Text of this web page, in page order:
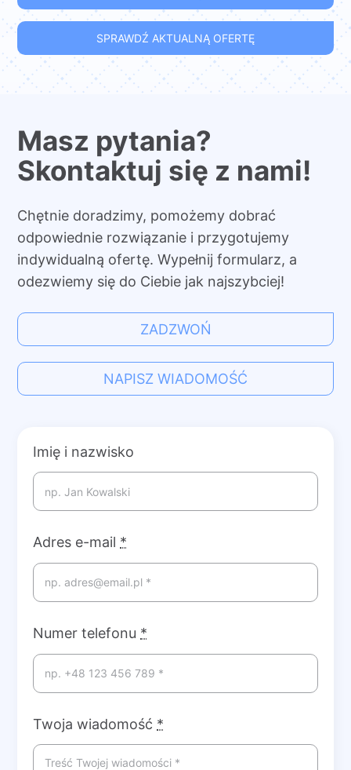
SPRAWDŹ AKTUALNĄ OFERTĘ
Masz pytania?
Skontaktuj się z nami!
Chętnie doradzimy, pomożemy dobrać
odpowiednie rozwiązanie i przygotujemy
indywidualną ofertę. Wypełnij formularz, a
odezwiemy się do Ciebie jak najszybciej!
ZADZWOŃ
NAPISZ WIADOMOŚĆ
Imię i nazwisko
Adres e-mail *
Numer telefonu *
Twoja wiadomość *